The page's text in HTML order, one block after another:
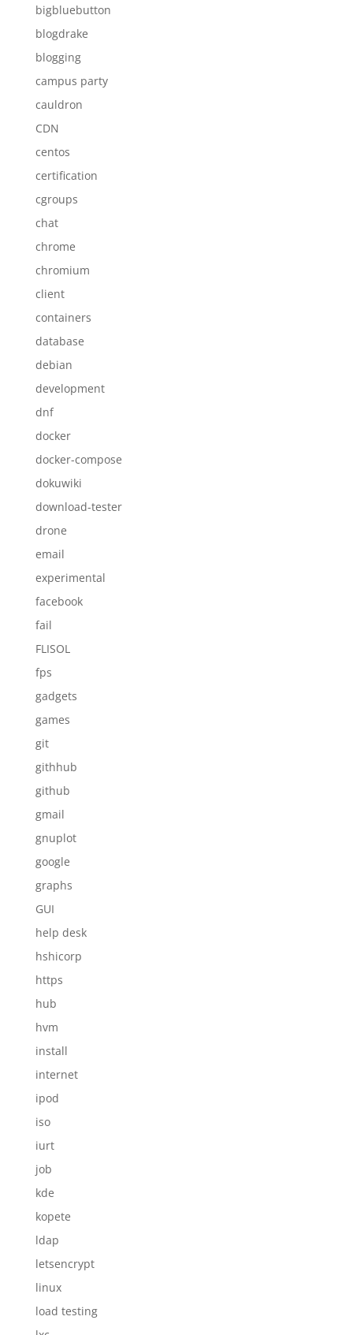
bigbluebutton
blogdrake
blogging
campus party
cauldron
CDN
centos
certification
cgroups
chat
chrome
chromium
client
containers
database
debian
development
dnf
docker
docker-compose
dokuwiki
download-tester
drone
email
experimental
facebook
fail
FLISOL
fps
gadgets
games
git
githhub
github
gmail
gnuplot
google
graphs
GUI
help desk
hshicorp
https
hub
hvm
install
internet
ipod
iso
iurt
job
kde
kopete
ldap
letsencrypt
linux
load testing